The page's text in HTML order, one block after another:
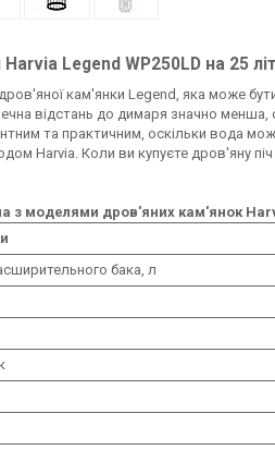
Legend WP250LD на 25
кам'янки Legend, яка може
відстань до димаря значно менша,
та практичним, оскільки вода
Harvia. Коли ви купуєте дров'яну
з моделями дров'яних кам'янок
бака, л